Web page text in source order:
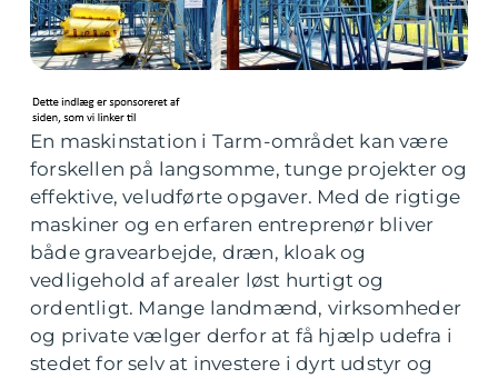
En maskinstation i Tarm-området kan være
forskellen på langsomme, tunge projekter og
effektive, veludførte opgaver. Med de rigtige
maskiner og en erfaren entreprenør bliver
både gravearbejde, dræn, kloak og
vedligehold af arealer løst hurtigt og
ordentligt. Mange landmænd, virksomheder
og private vælger derfor at få hjælp udefra i
stedet for selv at investere i dyrt udstyr og